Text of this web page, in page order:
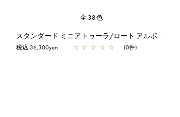
全38色
スタンダード ミニアトゥーラ/ロート アルボルド
税込 36,300yen ☆ ☆ ☆ ☆ ☆ (0件)